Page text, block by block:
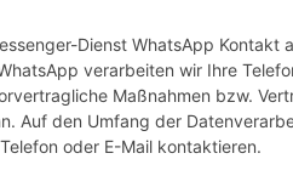
Dienst WhatsApp
verarbeiten wir Ihre
Maßnahmen bzw.
Auf den Umfang der
oder E-Mail kontaktieren.